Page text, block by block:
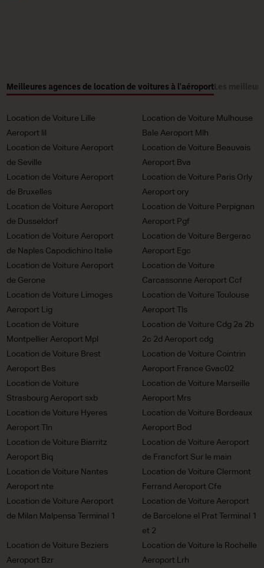
Meilleures agences de location de voitures à l'aéroportLes
Location de Voiture Lille
Aeroport lil
Location de Voiture Mulhouse
Bale Aeroport Mlh
Location de Voiture Aeroport
de Seville
Location de Voiture Beauvais
Aeroport Bva
Location de Voiture Aeroport
de Bruxelles
Location de Voiture Paris Orly
Aeroport ory
Location de Voiture Aeroport
de Dusseldorf
Location de Voiture Perpignan
Aeroport Pgf
Location de Voiture Aeroport
de Naples Capodichino Italie
Location de Voiture Bergerac
Aeroport Egc
Location de Voiture Aeroport
de Gerone
Location de Voiture
Carcassonne Aeroport Ccf
Location de Voiture Limoges
Aeroport Lig
Location de Voiture Toulouse
Aeroport Tls
Location de Voiture
Montpellier Aeroport Mpl
Location de Voiture Cdg 2a 2b
2c 2d Aeroport cdg
Location de Voiture Brest
Aeroport Bes
Location de Voiture Cointrin
Aeroport France Gvac02
Location de Voiture
Strasbourg Aeroport sxb
Location de Voiture Marseille
Aeroport Mrs
Location de Voiture Hyeres
Aeroport Tln
Location de Voiture Bordeaux
Aeroport Bod
Location de Voiture Biarritz
Aeroport Biq
Location de Voiture Aeroport
de Francfort Sur le main
Location de Voiture Nantes
Aeroport nte
Location de Voiture Clermont
Ferrand Aeroport Cfe
Location de Voiture Aeroport
de Milan Malpensa Terminal 1
Location de Voiture Aeroport
de Barcelone el Prat Terminal 1
et 2
Location de Voiture Beziers
Aeroport Bzr
Location de Voiture la Rochelle
Aeroport Lrh